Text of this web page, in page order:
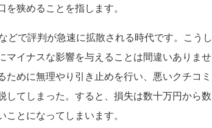
狭めることを指します。
で評判が急速に拡散される時代です。こうし
マイナスな影響を与えることは間違いありませ
めに無理やり引き止めを行い、悪いクチコミ
てしまった。すると、損失は数十万円から数
とになってしまいます。